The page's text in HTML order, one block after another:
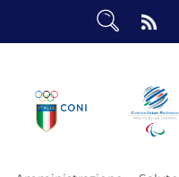
Calendario